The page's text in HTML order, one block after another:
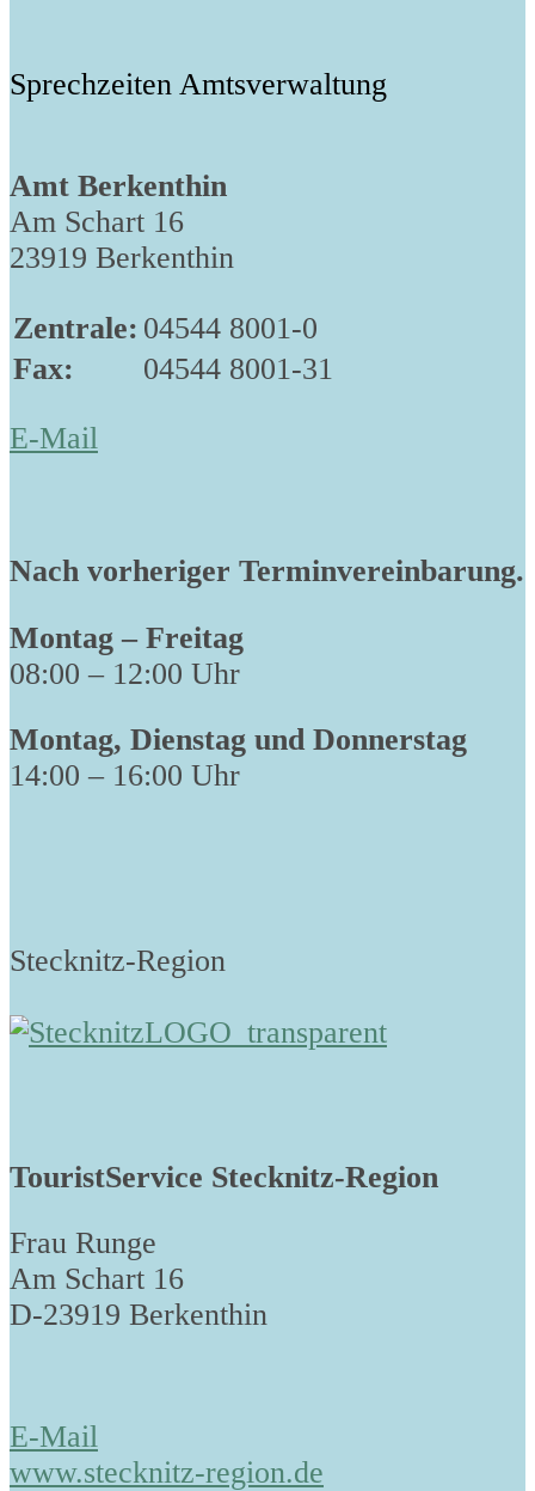
Sprechzeiten Amtsverwaltung
Amt Berkenthin
Am Schart 16
23919 Berkenthin
Zentrale: 04544 8001-0
Fax:
04544 8001-31
E-Mail
Nach vorheriger Terminvereinbarung.
Montag – Freitag
08:00 – 12:00 Uhr
Montag, Dienstag und Donnerstag
14:00 – 16:00 Uhr
Stecknitz-Region
TouristService Stecknitz-Region
Frau Runge
Am Schart 16
D-23919 Berkenthin
E-Mail
www.stecknitz-region.de